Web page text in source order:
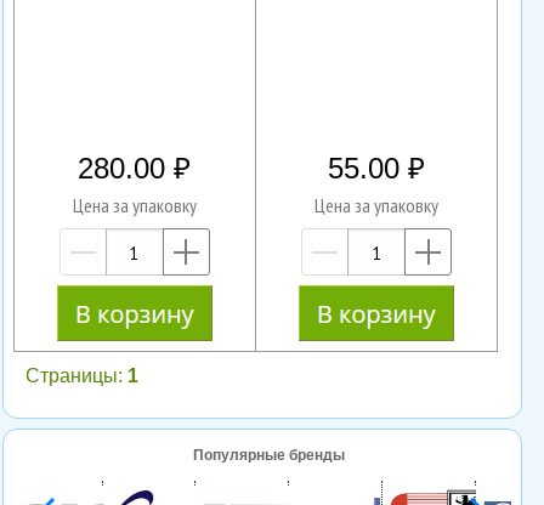
280.00
Цена за упаковку
—
55.00
Цена за упаковку
—
Страницы: 1
Популярные бренды